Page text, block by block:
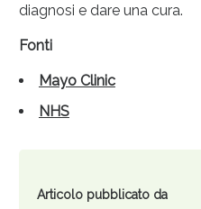
diagnosi e dare una cura.
Fonti
Mayo Clinic
NHS
Articolo pubblicato da